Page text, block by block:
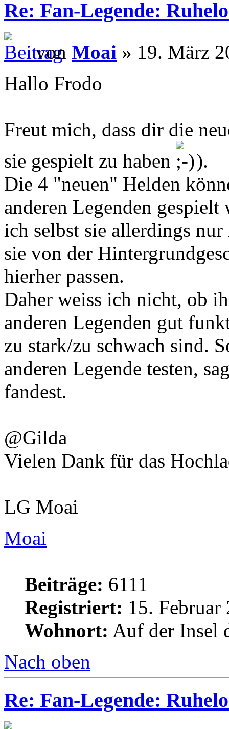
Re: Fan-Legende:
von Moai » 19. März
Hallo Frodo
Freut mich, dass dir die
sie gespielt zu haben
).
Die 4 "neuen" Helden
anderen Legenden gespielt
ich selbst sie allerdings
sie von der
hierher passen.
Daher weiss ich nicht, ob
anderen Legenden gut
zu stark/zu schwach sind.
anderen Legende testen,
fandest.
@Gilda
Vielen Dank für das
LG Moai
Moai
Beiträge: 6111
Registriert: 15.
Wohnort: Auf der Insel
Nach oben
Re: Fan-Legende: